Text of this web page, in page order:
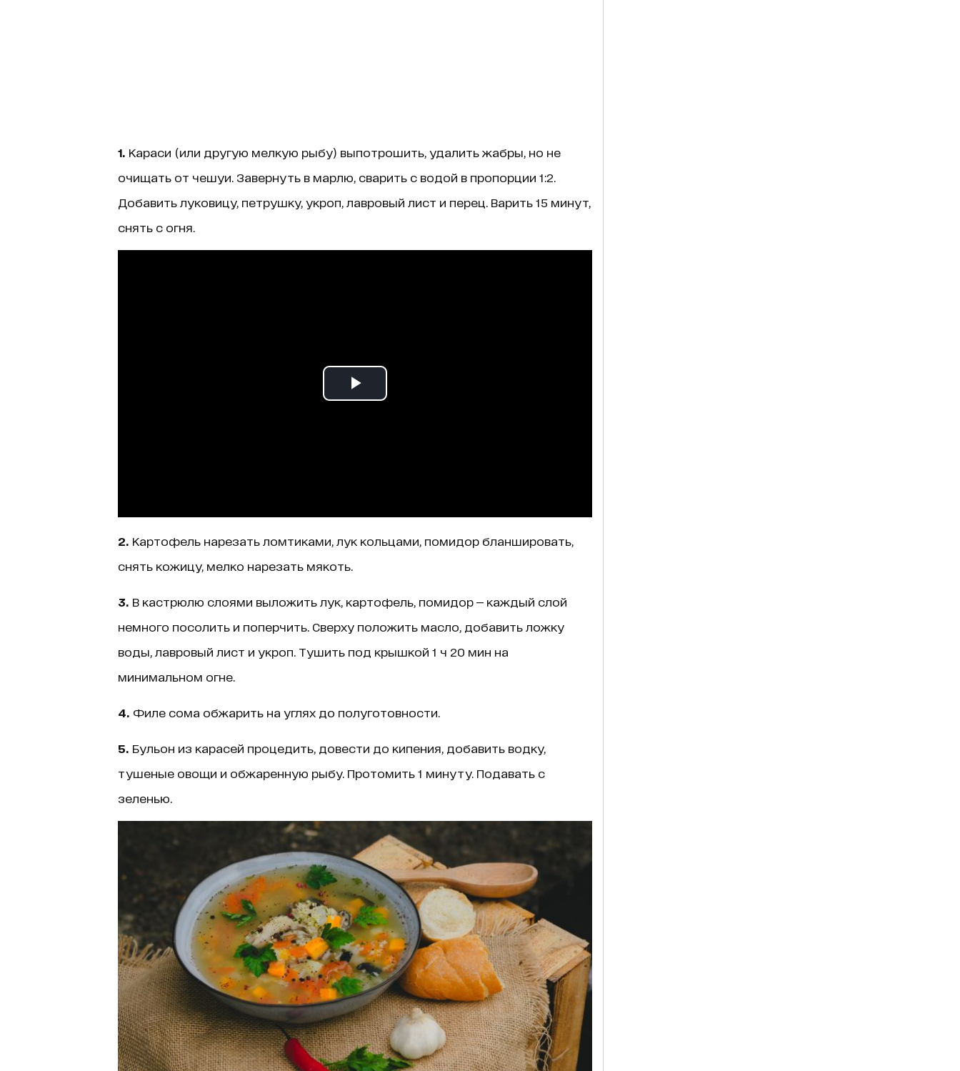
1. Караси (или другую мелкую рыбу) выпотрошить, удалить жабры, но не
очищать от чешуи. Завернуть в марлю, сварить с водой в пропорции 1:2.
Добавить луковицу, петрушку, укроп, лавровый лист и перец. Варить 15 минут,
снять с огня.
2. Картофель нарезать ломтиками, лук кольцами, помидор бланшировать,
снять кожицу, мелко нарезать мякоть.
3. В кастрюлю слоями выложить лук, картофель, помидор — каждый слой
немного посолить и поперчить. Сверху положить масло, добавить ложку
воды, лавровый лист и укроп. Тушить под крышкой 1 ч 20 мин на
минимальном огне.
4. Филе сома обжарить на углях до полуготовности.
5. Бульон из карасей процедить, довести до кипения, добавить водку,
тушеные овощи и обжаренную рыбу. Протомить 1 минуту. Подавать с
зеленью.